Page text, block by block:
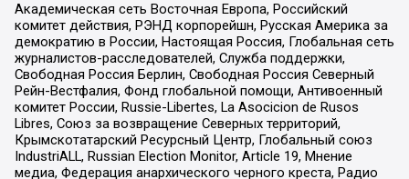
Академическая сеть Восточная Европа, Российский
комитет действия, РЭНД корпорейшн, Русская Америка за
демократию в России, Настоящая Россия, Глобальная сеть
журналистов-расследователей, Служба поддержки,
Свободная Россия Берлин, Свободная Россия Северный
Рейн-Вестфалия, Фонд глобальной помощи, Антивоенный
комитет России, Russie-Libertes, La Asocicion de Rusos
Libres, Союз за возвращение Северных территорий,
Крымскотатарский Ресурсный Центр, Глобальный союз
IndustriALL, Russian Election Monitor, Article 19, Мнение
медиа, Федерация анархического черного креста, Радио